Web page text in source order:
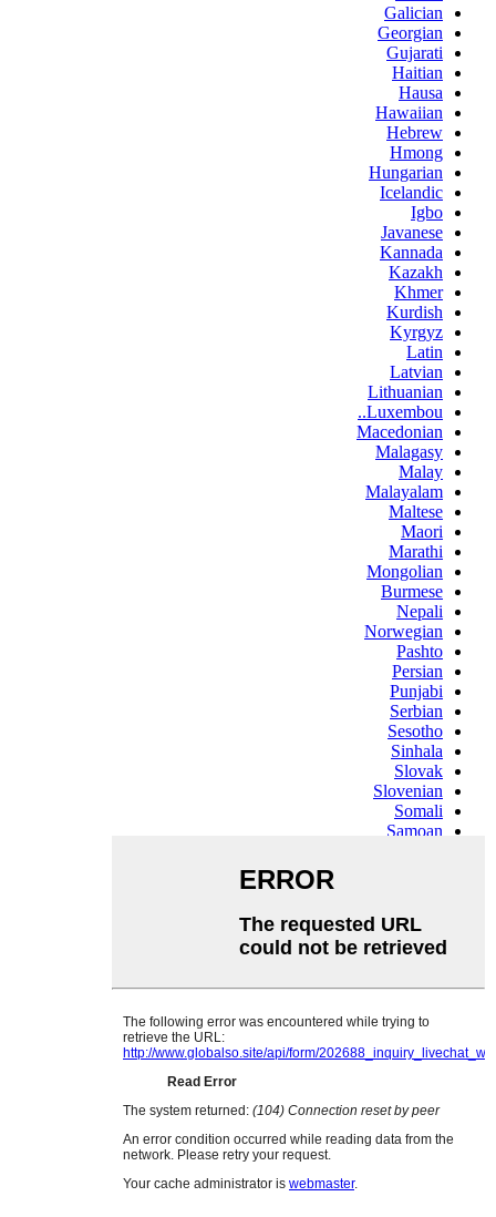
Galician
Georgian
Gujarati
Haitian
Hausa
Hawaiian
Hebrew
Hmong
Hungarian
Icelandic
Igbo
Javanese
Kannada
Kazakh
Khmer
Kurdish
Kyrgyz
Latin
Latvian
Lithuanian
Luxembou..
Macedonian
Malagasy
Malay
Malayalam
Maltese
Maori
Marathi
Mongolian
Burmese
Nepali
Norwegian
Pashto
Persian
Punjabi
Serbian
Sesotho
Sinhala
Slovak
Slovenian
Somali
Samoan
Swahili
Tajik
Telugu
Ukrainian
Urdu
Welsh
Xhosa
Yiddish